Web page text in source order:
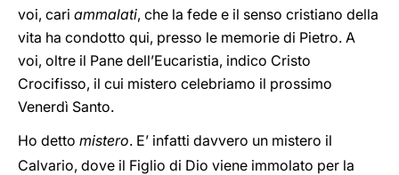
voi, cari ammalati, che la fede e il senso cristiano della
vita ha condotto qui, presso le memorie di Pietro. A
voi, oltre il Pane dell’Eucaristia, indico Cristo
Crocifisso, il cui mistero celebriamo il prossimo
Venerdì Santo.
Ho detto mistero. E’ infatti davvero un mistero il
Calvario, dove il Figlio di Dio viene immolato per la